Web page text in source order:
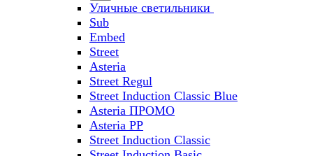
Уличные светильники
Sub
Embed
Street
Asteria
Street Regul
Street Induction Classic Blue
Asteria ПРОМО
Asteria PP
Street Induction Classic